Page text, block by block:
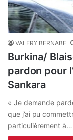
VALERY BERNABE
Burkina/
pardon pour
Sankara
« Je demande
que j’ai pu
particulièrement à…